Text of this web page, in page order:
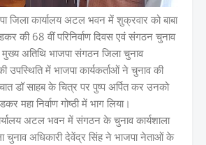
कार्यालय अटल भवन में शुक्रवार को बाबा
की 68 वीं परिनिर्वाण दिवस एवं संगठन चुनाव
मुख्य अतिथि भाजपा संगठन जिला चुनाव
उपस्थिति में भाजपा कार्यकर्ताओं ने चुनाव की
डॉ साहब के चित्र पर पुष्प अर्पित कर उनको
महा निर्वाण गोष्ठी में भाग लिया।
अटल भवन में संगठन के चुनाव कार्यशाला
चुनाव अधिकारी देवेंद्र सिंह ने भाजपा नेताओं के